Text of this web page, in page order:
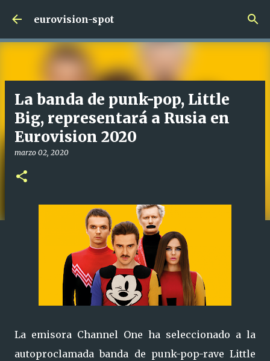
Ir al contenido principal
eurovision-spot
La banda de punk-pop, Little
Big, representará a Rusia en
Eurovision 2020
marzo 02, 2020
La emisora Channel One ha seleccionado a la
autoproclamada banda de punk-pop-rave Little